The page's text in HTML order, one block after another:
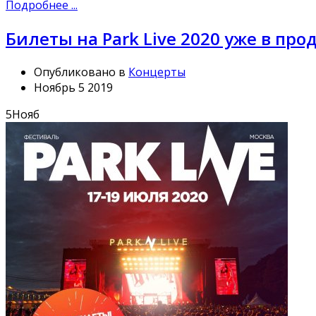
Подробнее ...
Билеты на Park Live 2020 уже в
Опубликовано в Концерты
Ноябрь 5 2019
5Нояб